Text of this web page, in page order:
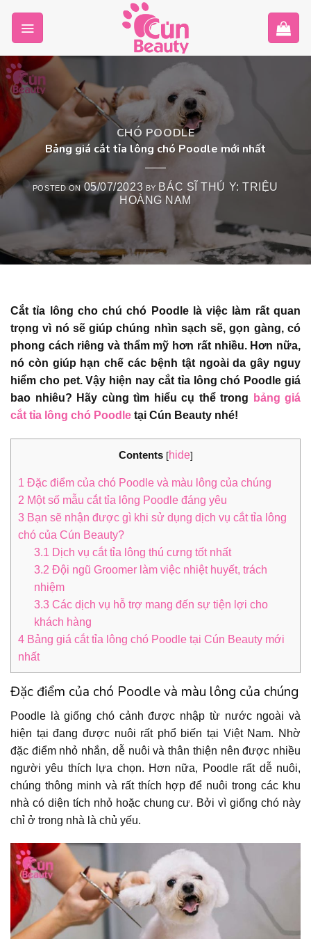
content
CHÓ POODLE
Bảng giá cắt tỉa lông chó Poodle mới nhất
POSTED ON 05/07/2023 BY BÁC SĨ THÚ Y: TRIỆU
HOÀNG NAM
Cắt tỉa lông cho chú chó Poodle là việc làm rất quan
trọng vì nó sẽ giúp chúng nhìn sạch sẽ, gọn gàng, có
phong cách riêng và thẩm mỹ hơn rất nhiều. Hơn nữa,
nó còn giúp hạn chế các bệnh tật ngoài da gây nguy
hiểm cho pet. Vậy hiện nay cắt tỉa lông chó Poodle giá
bao nhiêu? Hãy cùng tìm hiểu cụ thể trong
bảng giá
cắt tỉa lông chó Poodle tại Cún Beauty nhé!
Contents [hide]
1 Đặc điểm của chó Poodle và màu lông của chúng
2 Một số mẫu cắt tỉa lông Poodle đáng yêu
3 Bạn sẽ nhận được gì khi sử dụng dịch vụ cắt tỉa lông
chó của Cún Beauty?
3.1 Dịch vụ cắt tỉa lông thú cưng tốt nhất
3.2 Đội ngũ Groomer làm việc nhiệt huyết, trách
nhiệm
3.3Các dịch vụ hỗ trợ mang đến sự tiện lợi cho
khách hàng
4 Bảng giá cắt tỉa lông chó Poodle tại Cún Beauty mới
nhất
Đặc điểm của chó Poodle và màu lông của chúng
Poodle là giống chó cảnh được nhập từ nước ngoài và
hiện tại đang được nuôi rất phổ biến tại Việt Nam. Nhờ
đặc điểm nhỏ nhắn, dễ nuôi và thân thiện nên được nhiều
người yêu thích lựa chọn. Hơn nữa, Poodle rất dễ nuôi,
chúng thông minh và rất thích hợp để nuôi trong các khu
nhà có diện tích nhỏ hoặc chung cư. Bởi vì giống chó này
chỉ ở trong nhà là chủ yếu.